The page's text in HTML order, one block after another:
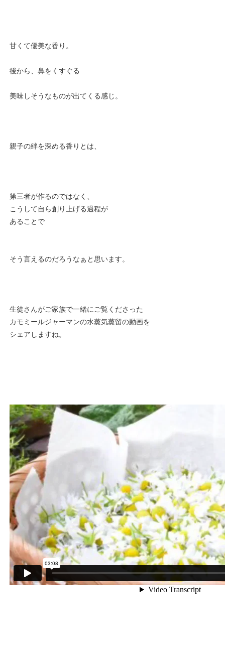
甘くて優美な香り。
後から、鼻をくすぐる
美味しそうなものが出てくる感じ。
親子の絆を深める香りとは、
第三者が作るのではなく、
こうして自ら創り上げる過程が
あることで
そう言えるのだろうなぁと思います。
生徒さんがご家族で一緒にご覧くださった
カモミールジャーマンの水蒸気蒸留の動画を
シェアしますね。